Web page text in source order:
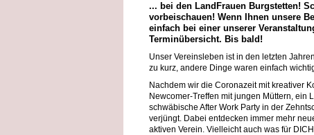
... bei den LandFrauen Burgstetten!
vorbeischauen! Wenn Ihnen unsere
einfach bei einer unserer
Terminübersicht. Bis bald!
Unser Vereinsleben ist in den letzten
zu kurz, andere Dinge waren einfach
Nachdem wir die Coronazeit mit kreativer
Newcomer-Treffen mit jungen Müttern, ein
schwäbische After Work Party in der
verjüngt. Dabei entdecken immer mehr
aktiven Verein. Vielleicht auch was für